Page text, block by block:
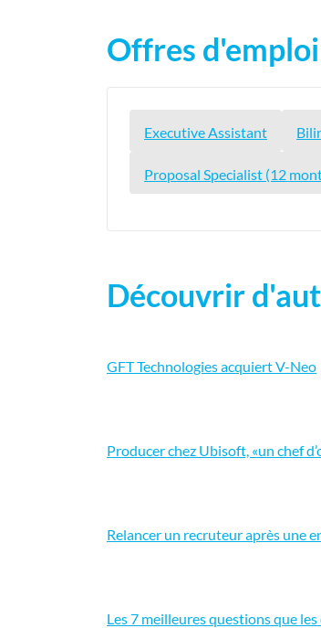
Offres d'emploi
Executive Assistant
Proposal Specialist (12
Découvrir
GFT Technologies acquiert V-Neo
Producer chez Ubisoft, «un chef
Relancer un recruteur après une
Les 7 meilleures questions que